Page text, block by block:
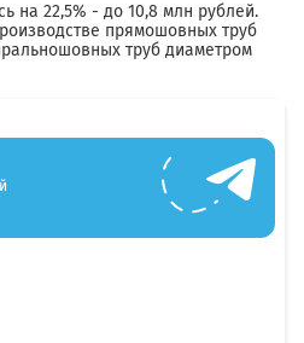
на 22,5% - до 10,8 млн рублей.
прямошовных труб
труб диаметром